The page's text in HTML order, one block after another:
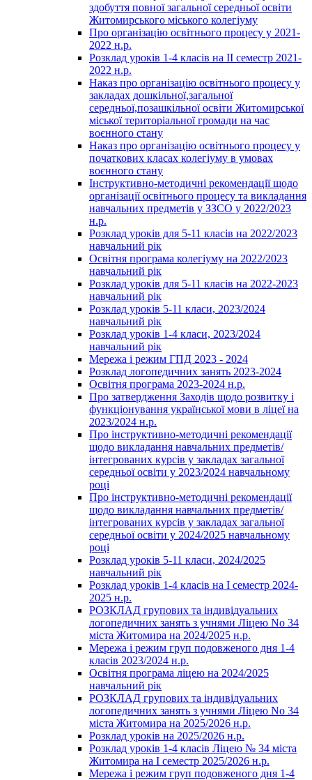
здобуття повної загальної середньої освіти
Житомирського міського колегіуму
Про організацію освітнього процесу у 2021-
2022 н.р.
Розклад уроків 1-4 класів на ІІ семестр 2021-
2022 н.р.
Наказ про організацію освітнього процесу у
закладах дошкільної,загальної
середньої,позашкільної освіти Житомирської
міської територіальної громади на час
воєнного стану
Наказ про організацію освітнього процесу у
початкових класах колегіуму в умовах
воєнного стану
Інструктивно-методичні рекомендації щодо
організації освітнього процесу та викладання
навчальних предметів у ЗЗСО у 2022/2023
н.р.
Розклад уроків для 5-11 класів на 2022/2023
навчальний рік
Освітня програма колегіуму на 2022/2023
навчальний рік
Розклад уроків для 5-11 класів на 2022-2023
навчальний рік
Розклад уроків 5-11 класи, 2023/2024
навчальний рік
Розклад уроків 1-4 класи, 2023/2024
навчальний рік
Мережа і режим ГПД 2023 - 2024
Розклад логопедичних занять 2023-2024
Освітня програма 2023-2024 н.р.
Про затвердження Заходів щодо розвитку і
функціонування української мови в ліцеї на
2023/2024 н.р.
Про інструктивно-методичні рекомендації
щодо викладання навчальних предметів/
інтегрованих курсів у закладах загальної
середньої освіти у 2023/2024 навчальному
році
Про інструктивно-методичні рекомендації
щодо викладання навчальних предметів/
інтегрованих курсів у закладах загальної
середньої освіти у 2024/2025 навчальному
році
Розклад уроків 5-11 класи, 2024/2025
навчальний рік
Розклад уроків 1-4 класів на І семестр 2024-
2025 н.р.
РОЗКЛАД групових та індивідуальних
логопедичних занять з учнями Ліцею No 34
міста Житомира на 2024/2025 н.р.
Мережа і режим груп подовженого дня 1-4
класів 2023/2024 н.р.
Освітня програма ліцею на 2024/2025
навчальний рік
РОЗКЛАД групових та індивідуальних
логопедичних занять з учнями Ліцею No 34
міста Житомира на 2025/2026 н.р.
Розклад уроків на 2025/2026 н.р.
Розклад уроків 1-4 класів Ліцею № 34 міста
Житомира на І семестр 2025/2026 н.р.
Мережа і режим груп подовженого дня 1-4